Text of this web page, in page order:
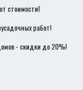
стоимости!
работ!
- скидки до 20%!